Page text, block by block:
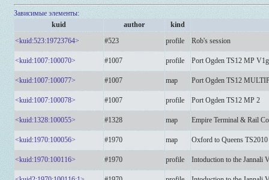
Зависимые элементы:
kuid
author
kind
<kuid:523:19723764>
#523 profile Rob's session
<kuid:1007:100070> #1007 profile Port Ogden TS12 MP
<kuid:1007:100077> #1007 map Port Ogden TS12
<kuid:1007:100078> #1007 profile Port Ogden TS12 MP 2
<kuid:1328:100055> #1328 map Empire Terminal & Rail Co
<kuid:1970:100056> #1970 map Oxford to Queens TS2010
<kuid:1970:100116> #1970 profile Intoduction to the Jannali